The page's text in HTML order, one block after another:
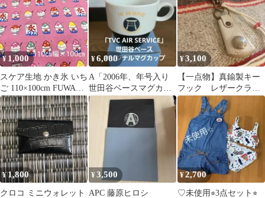
¥ 1,000
スケア生地 かき氷 いち
ご 110×100cm FUWARI
染布 イチゴ
¥6,000
A「2006年、年号入り
世田谷ベースマグカッ
プ」 ⭐デッドストッ
ク!!⭐
¥3,100
【一点物】真鍮製キー
フック レザークラフ
ト コンチョ キーホ
ルダー シャックル
¥ 1,800
クロコ ミニウォレット
¥3,500
APC 藤原ヒロシ
¥2,700
♡未使用⭐︎3点セット⭐︎